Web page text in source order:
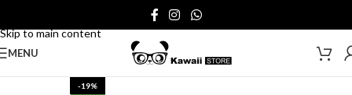
Skip to main content
MENU
-19%